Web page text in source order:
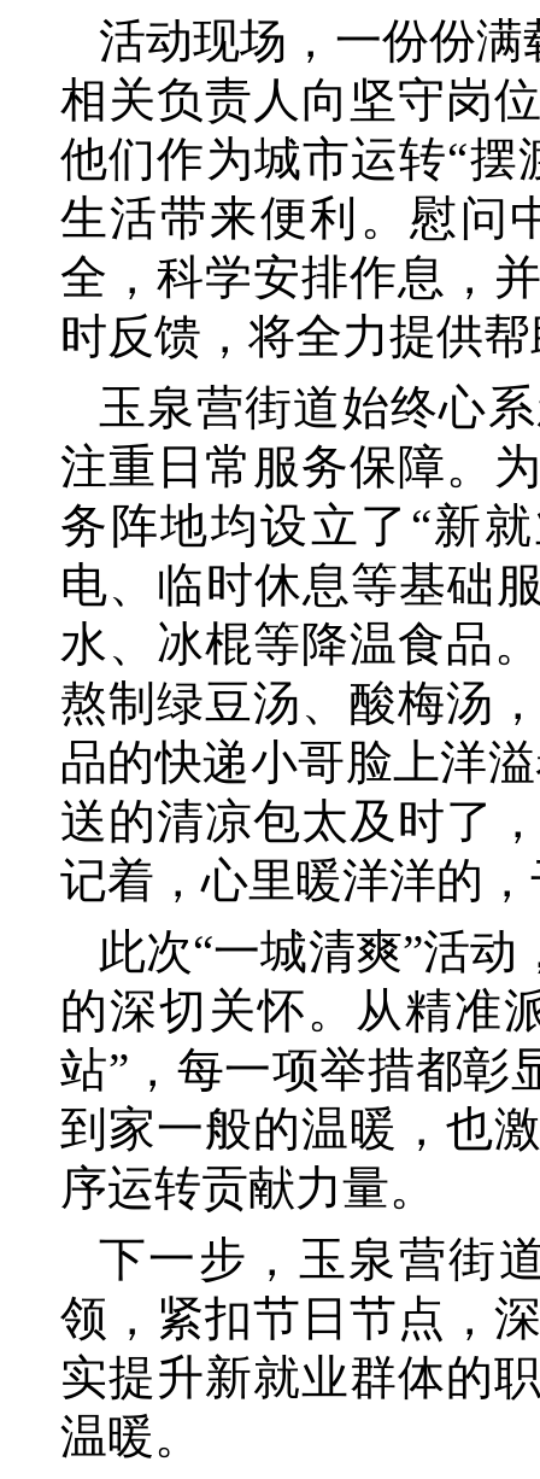
活动现场，一份份满
相关负责人向坚守岗
他们作为城市运转“摆
生活带来便利。慰问
全，科学安排作息，
时反馈，将全力提供
玉泉营街道始终心
注重日常服务保障。
务阵地均设立了 “新
电、临时休息等基础
水、冰棍等降温食品
熬制绿豆汤、酸梅汤
品的快递小哥脸上洋
送的清凉包太及时了
记着，心里暖洋洋的
此次“一城清爽”活
的深切关怀。从精准
站”，每一项举措都彰
到家一般的温暖，也
序运转贡献力量。
下一步，玉泉营街
领，紧扣节日节点，
实提升新就业群体的
温暖。